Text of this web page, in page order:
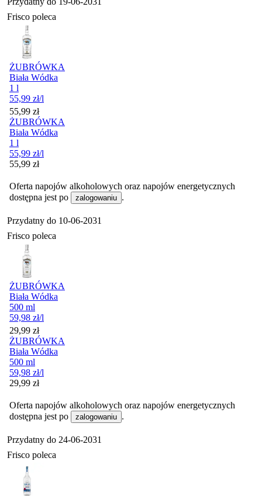
Frisco poleca
ŻUBRÓWKA
Biała Wódka
1 l
55,99 zł/l
Cena
55,99 zł
ŻUBRÓWKA
Biała Wódka
1 l
55,99 zł/l
Cena
55,99 zł
Oferta napojów alkoholowych oraz napojów energetycznych
dostępna jest po
zalogowaniu .
Przydatny do 10-06-2031
Frisco poleca
ŻUBRÓWKA
Biała Wódka
500 ml
59,98 zł/l
Cena
29,99 zł
ŻUBRÓWKA
Biała Wódka
500 ml
59,98 zł/l
Cena
29,99 zł
Oferta napojów alkoholowych oraz napojów energetycznych
dostępna jest po
zalogowaniu .
Przydatny do 24-06-2031
Frisco poleca